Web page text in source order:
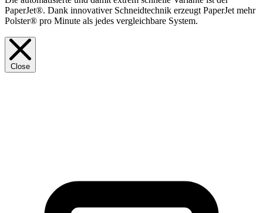
PaperJet®. Dank innovativer Schneidtechnik erzeugt PaperJet mehr
Polster® pro Minute als jedes vergleichbare System.
Close